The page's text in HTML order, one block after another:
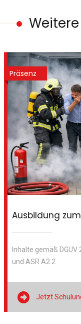
Präsenz
Ausbildung zum
Inhalte gemäß DGUV
und ASR A2.2
 Jetzt